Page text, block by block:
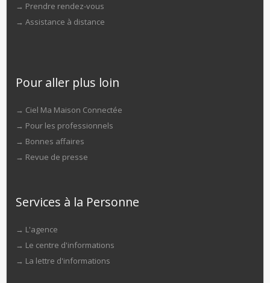
→ Prendre rendez-vous
→ Assistance à distance
Pour aller plus loin
→ Ciel Ma Maison Connectée
→ Pour les professionnels
→ Bonnes affaires
→ Revue de presse
Services à la Personne
→ L'agence
→ Le centre d'informations
→ La lettre d'informations